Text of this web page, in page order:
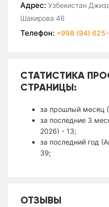
Адрес: Узбекистан
Шакирова 46
Телефон: +998 (94)
СТАТИСТИКА
СТРАНИЦЫ:
за прошлый месяц
за последние 3
2026) - 13;
за последний год
39;
ОТЗЫВЫ